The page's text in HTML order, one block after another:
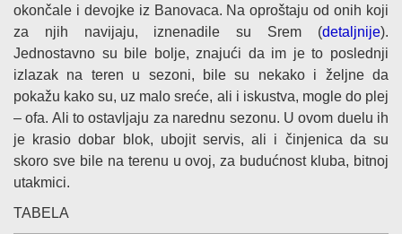
okončale i devojke iz Banovaca. Na oproštaju od onih koji
za njih navijaju, iznenadile su Srem (detaljnije).
Jednostavno su bile bolje, znajući da im je to poslednji
izlazak na teren u sezoni, bile su nekako i željne da
pokažu kako su, uz malo sreće, ali i iskustva, mogle do plej
– ofa. Ali to ostavljaju za narednu sezonu. U ovom duelu ih
je krasio dobar blok, ubojit servis, ali i činjenica da su
skoro sve bile na terenu u ovoj, za budućnost kluba, bitnoj
utakmici.
TABELA